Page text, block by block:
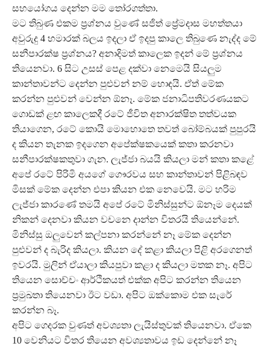
සහයෝගය දෙන්න මම තෝරගත්තා.
මට තිබුණ එකම ප්‍රශ්නය වුණේ සජිත් ප්‍රේමදාස මහත්තයා
අවුරුදු 4 හමාරක් බලය ඉදලා ඒ ඉදපු කාලෙ තිබුණෙ නැද්ද මේ
සනීපාරක්ෂ ප්‍රශ්නය? අනාදිමත් කාලෙක ඉදන් මේ ප්‍රශ්නය
තියෙනවා. 6 සිට උසස් පෙළ දක්වා නෙමෙයි සියලුම
කාන්තාවන්ට දෙන්න පුළුවන් නම් හොඳයි. ඒත් මේක
කරන්න පුළුවන් වෙන්න ඕනෑ. මේක ජනාධිපතිවරණයකට
ගොඩක් ළඟ කාලෙකදී රටේ ජීවිත අනාරක්ෂිත තත්වයක
තියාගෙන, රටේ කොයි මොහොතෙ තවත් බෝම්බයක් පුපුරයි
ද කියන තැනක ඉදගෙන අපේක්ෂකයෙක් කතා කරනවා
සනීපාරක්ෂකතුවා ගැන. ලැජ්ජා බයයි කියලා මන් කතා කළේ
අපේ රටේ පිරිමි අයගේ ගෞරවය සහ කාන්තාවන් පිළිබඳව
මිසක් මේක දෙන්න එපා කියන එක නෙවෙයි. මට හරිම
ලැජ්ජා කාරණේ තමයි අපේ රටේ මිනිස්සුන්ට ඕනෑම දෙයක්
නිකන් දෙනවා කියන වචනෙ දාන්න විතරයි තියෙන්නේ.
මිනිස්සු ඔලුවෙන් කල්පනා කරන්නේ නෑ මේක දෙන්න
පුළුවන් ද බැරිද කියලා. කියන දේ කළා කියලා පිළි අරගෙනත්
ඉවරයි. මුලින් ඒයාලා කියපුවා කළා ද කියලා මතක නෑ. අපිට
තියෙන සොච්චං ආර්ථිකයත් එක්ක අපිට කරන්න තියෙන
ප්‍රමුඛතා තියෙනවා ඊට වඩා. අපිට ඔක්කොම එක සැරේ
කරන්න බෑ.
අපිට ගෙදරක වුණත් අවශ්‍යතා ලැයිස්තුවක් තියෙනවා. ඒකෙ
10 වෙනියට විතර තියෙන අවශ්‍යතාවය ඉඩ දෙන්නේ නෑ